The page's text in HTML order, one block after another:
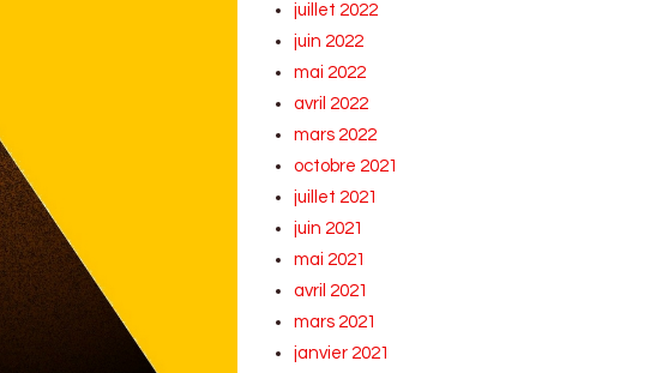
juillet 2022
juin 2022
mai 2022
avril 2022
mars 2022
octobre 2021
juillet 2021
juin 2021
mai 2021
avril 2021
mars 2021
janvier 2021